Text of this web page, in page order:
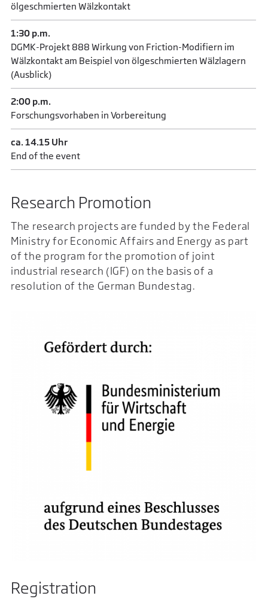
ölgeschmierten Wälzkontakt
1:30 p.m.
DGMK-Projekt 888 Wirkung von Friction-Modifiern im
Wälzkontakt am Beispiel von ölgeschmierten Wälzlagern
(Ausblick)
2:00 p.m.
Forschungsvorhaben in Vorbereitung
ca. 14.15 Uhr
End of the event
Research Promotion
The research projects are funded by the Federal
Ministry for Economic Affairs and Energy as part
of the program for the promotion of joint
industrial research (IGF) on the basis of a
resolution of the German Bundestag.
Registration